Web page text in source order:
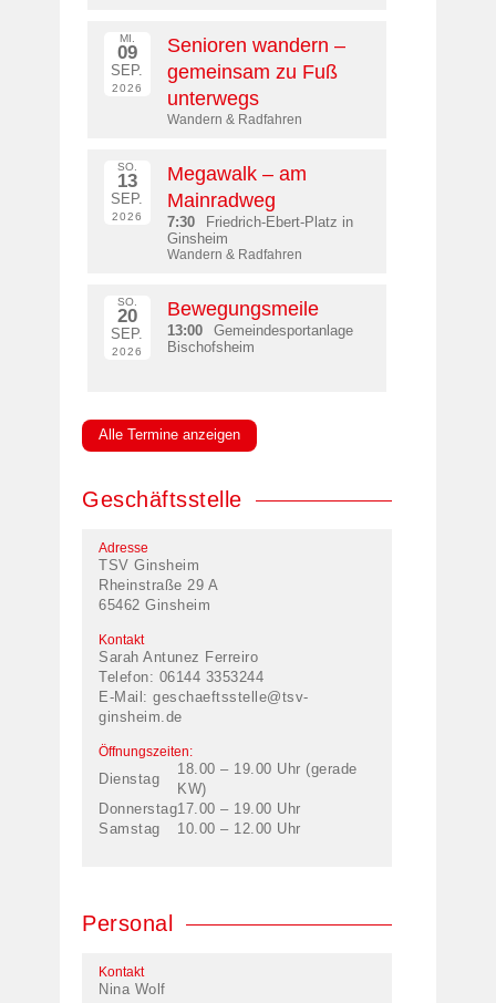
MI.
09
SEP.
2026
Senioren wandern –
gemeinsam zu Fuß
unterwegs
Wandern & Radfahren
SO.
13
SEP.
2026
Megawalk – am
Mainradweg
7:30
Friedrich-Ebert-Platz in
Ginsheim
Wandern & Radfahren
SO.
20
SEP.
2026
Bewegungsmeile
13:00
Gemeindesportanlage
Bischofsheim
Alle Termine anzeigen
Geschäftsstelle
Adresse
TSV Ginsheim
Rheinstraße 29 A
65462 Ginsheim
Kontakt
Sarah Antunez Ferreiro
Telefon: 06144 3353244
E-Mail: geschaeftsstelle@tsv-
ginsheim.de
Öffnungszeiten:
Dienstag
18.00 – 19.00 Uhr (gerade
KW)
Donnerstag17.00 – 19.00 Uhr
Samstag
10.00 – 12.00 Uhr
Personal
Kontakt
Nina Wolf